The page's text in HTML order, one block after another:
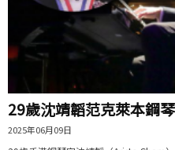
29歲沈靖韜范克萊本鋼
2025年06月09日